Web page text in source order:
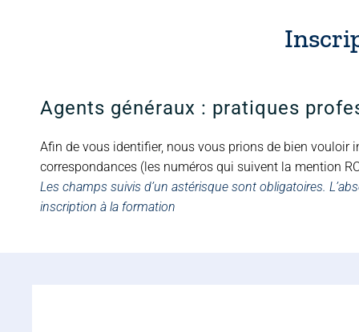
Agents généraux : pratiques
Afin de vous identifier, nous vous prions de bien
correspondances (les numéros qui suivent la mention
Les champs suivis d’un astérisque sont obligatoires.
inscription à la formation